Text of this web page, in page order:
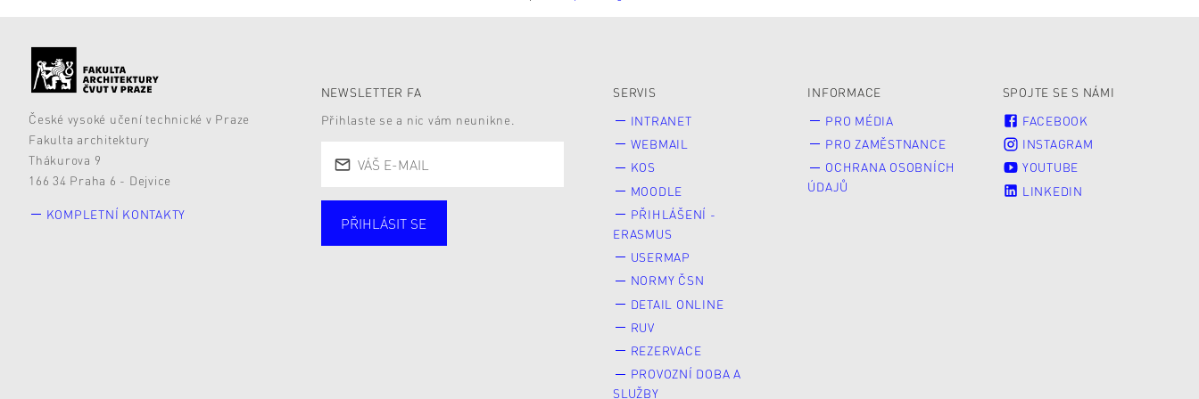
České vysoké učení technické v Praze
Fakulta architektury
Thákurova 9
166 34 Praha 6 - Dejvice
KOMPLETNÍ KONTAKTY
NEWSLETTER FA
Přihlaste se a nic vám neunikne.
PŘIHLÁSIT SE
SERVIS
INTRANET
WEBMAIL
KOS
MOODLE
PŘIHLÁŠENÍ -
ERASMUS
USERMAP
NORMY ČSN
DETAIL ONLINE
RUV
REZERVACE
PROVOZNÍ DOBA A
SLUŽBY
INFORMACE
PRO MÉDIA
PRO ZAMĚSTNANCE
OCHRANA OSOBNÍCH
ÚDAJŮ
SPOJTE SE S NÁMI
FACEBOOK
INSTAGRAM
YOUTUBE
LINKEDIN